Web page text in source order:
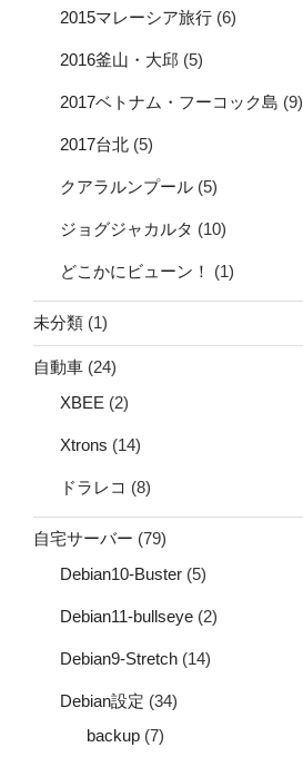
2015マレーシア旅行 (6)
2016釜山・大邱 (5)
2017ベトナム・フーコック島 (9)
2017台北 (5)
クアラルンプール (5)
ジョグジャカルタ (10)
どこかにビューン！ (1)
未分類 (1)
自動車 (24)
XBEE (2)
Xtrons (14)
ドラレコ (8)
自宅サーバー (79)
Debian10-Buster (5)
Debian11-bullseye (2)
Debian9-Stretch (14)
Debian設定 (34)
backup (7)